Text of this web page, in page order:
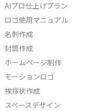
AIプロ仕上げプラン
ロゴ使用マニュアル
名刺作成
封筒作成
ホームページ制作
モーションロゴ
挨拶状作成
スペースデザイン